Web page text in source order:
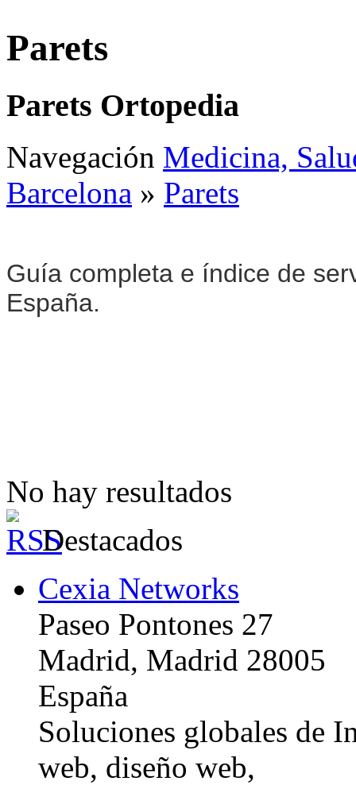
Parets
Parets Ortopedia
Navegación Medicina,
Barcelona » Parets
Guía completa e índice de
España.
No hay resultados
Destacados
Cexia Networks
Paseo Pontones 27
Madrid, Madrid 28005
España
Soluciones globales de
web, diseño web,